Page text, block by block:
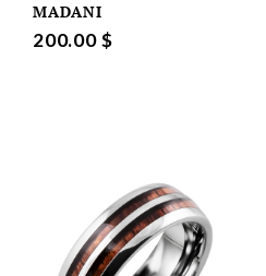
MADANI
200.00 $